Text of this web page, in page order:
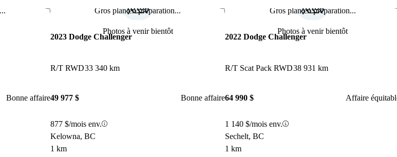
Enregistrer cette annonce
Bonne affaire
Gros plan en préparation...
Photos à venir bientôt
Enregistrer cette annonce
2023 Dodge Challenger
R/T RWD33 340 km
49 977 $ Bonne affaire
877 $/mois env.
Kelowna, BC
1 km
Gros plan en préparation...
Photos à venir bientôt
2022 Dodge Challenger
R/T Scat Pack RWD38 931 km
64 990 $ Affaire
1 140 $/mois env.
Sechelt, BC
1 km